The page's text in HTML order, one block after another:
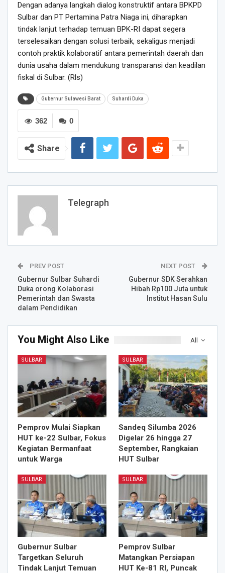
Dengan adanya langkah dialog konstruktif antara BPKPD
Sulbar dan PT Pertamina Patra Niaga ini, diharapkan
tindak lanjut terhadap temuan BPK-RI dapat segera
terselesaikan dengan solusi terbaik, sekaligus menjadi
contoh praktik kolaboratif antara pemerintah daerah dan
dunia usaha dalam mendukung transparansi dan keadilan
fiskal di Sulbar. (Rls)
Gubernur Sulawesi Barat Suhardi Duka
0
362
Share
Telegraph
PREV POST
Gubernur Sulbar Suhardi
Duka orong Kolaborasi
Pemerintah dan Swasta
dalam Pendidikan
NEXT POST
Gubernur SDK Serahkan
Hibah Rp100 Juta untuk
Institut Hasan Sulu
All
You Might Also Like
SULBAR
Pemprov Mulai Siapkan
HUT ke-22 Sulbar, Fokus
Kegiatan Bermanfaat
untuk Warga
SULBAR
Sandeq Silumba 2026
Digelar 26 hingga 27
September, Rangkaian
HUT Sulbar
SULBAR
Gubernur Sulbar
Targetkan Seluruh
Tindak Lanjut Temuan
SULBAR
Pemprov Sulbar
Matangkan Persiapan
HUT Ke-81 RI, Puncak